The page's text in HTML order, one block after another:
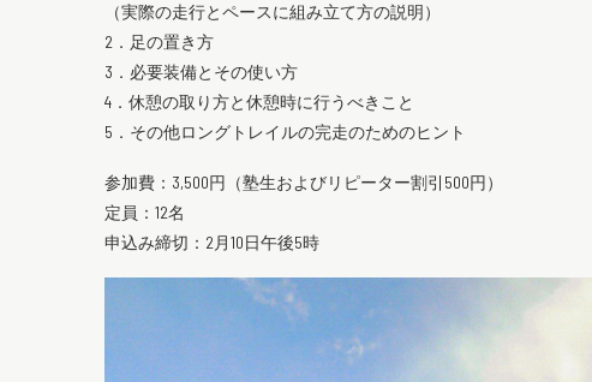
（実際の走行とペースに組み立て方の説明）
2．足の置き方
3．必要装備とその使い方
4．休憩の取り方と休憩時に行うべきこと
5．その他ロングトレイルの完走のためのヒント
参加費：3,500円（塾生およびリピーター割引500円）
定員：12名
申込み締切：2月10日午後5時